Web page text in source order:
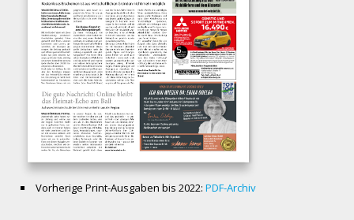
Vorherige Print-Ausgaben bis 2022: PDF-Archiv